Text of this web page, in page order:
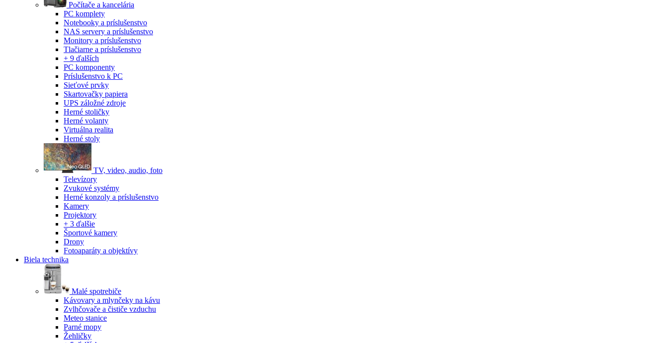
Počítače a kancelária
PC komplety
Notebooky a príslušenstvo
NAS servery a príslušenstvo
Monitory a príslušenstvo
Tlačiarne a príslušenstvo
+ 9 ďalších
PC komponenty
Príslušenstvo k PC
Sieťové prvky
Skartovačky papiera
UPS záložné zdroje
Herné stoličky
Herné volanty
Virtuálna realita
Herné stoly
TV, video, audio, foto
Televízory
Zvukové systémy
Herné konzoly a príslušenstvo
Kamery
Projektory
+ 3 ďalšie
Športové kamery
Drony
Fotoaparáty a objektívy
Biela technika
Malé spotrebiče
Kávovary a mlynčeky na kávu
Zvlhčovače a čističe vzduchu
Meteo stanice
Parné mopy
Žehličky